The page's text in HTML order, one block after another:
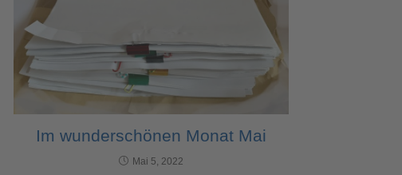
Im wunderschönen Monat Mai
Mai 5, 2022